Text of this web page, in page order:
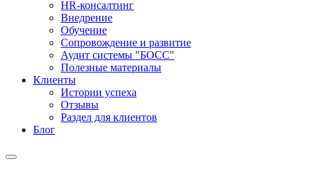
HR-консалтинг
Внедрение
Обучение
Сопровождение и развитие
Аудит системы "БОСС"
Полезные материалы
Клиенты
Истории успеха
Отзывы
Раздел для клиентов
Блог